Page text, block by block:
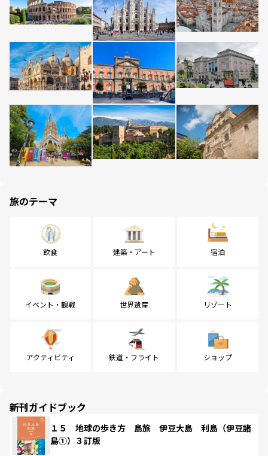
旅のテーマ
飲食 建築・アート 宿泊
イベント・観戦 世界遺産 リゾート
アクティビティ 鉄道・フライト ショップ
新刊ガイドブック
１５ 地球の歩き方 島旅 伊豆大島 利島（伊豆諸
島①）３訂版